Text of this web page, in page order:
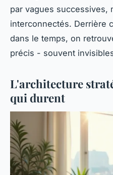
par vagues successives,
interconnectés. Derrière
dans le temps, on
précis - souvent
L'architecture
qui durent